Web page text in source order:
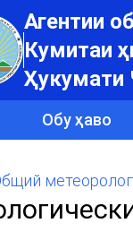
Агентии
Кумитаи
Ҳукумати
Обу ҳаво